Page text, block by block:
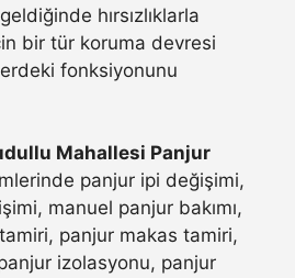
hırsızlıklarla
bir tür koruma devresi
fonksiyonunu
Mahallesi Panjur
panjur ipi değişimi,
manuel panjur bakımı,
panjur makas tamiri,
izolasyonu, panjur